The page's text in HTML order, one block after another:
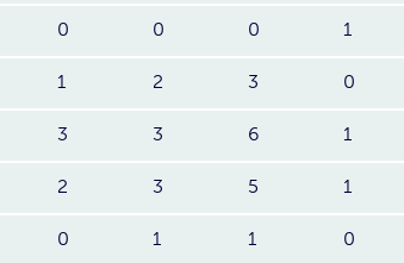
0 0 0 1
1 2 3 0
3 3 6 1
2 3 5 1
0 1 1 0